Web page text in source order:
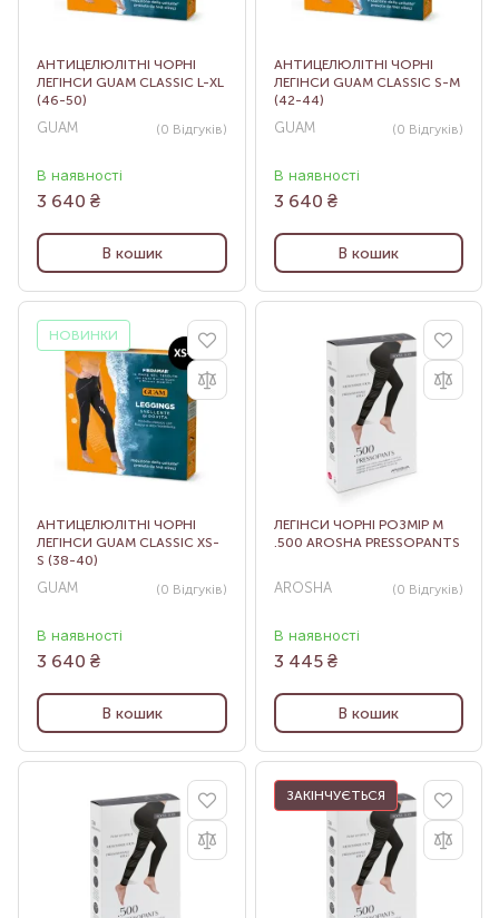
АНТИЦЕЛЮЛІТНІ ЧОРНІ
ЛЕГІНСИ GUAM CLASSIC L-XL
(46-50)
GUAM (0 Відгуків)
В наявності
3 640 ₴
В кошик
АНТИЦЕЛЮЛІТНІ ЧОРНІ
ЛЕГІНСИ GUAM CLASSIC S-M
(42-44)
GUAM (0 Відгуків)
В наявності
3 640 ₴
В кошик
НОВИНКИ
АНТИЦЕЛЮЛІТНІ ЧОРНІ
ЛЕГІНСИ GUAM CLASSIC XS-
S (38-40)
GUAM (0 Відгуків)
В наявності
3 640 ₴
В кошик
ЛЕГІНСИ ЧОРНІ РОЗМІР M
.500 AROSHA PRESSOPANTS
AROSHA (0 Відгуків)
В наявності
3 445₴
В кошик
ЗАКІНЧУЄТЬСЯ